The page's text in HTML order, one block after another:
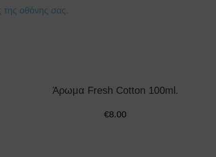
της οθόνης σας.
Άρωμα Fresh Cotton 100ml.
€8.00